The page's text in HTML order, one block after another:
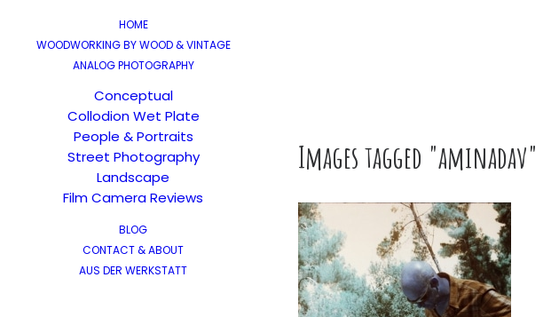
HOME
WOODWORKING BY WOOD & VINTAGE
ANALOG PHOTOGRAPHY
Conceptual
Collodion Wet Plate
People & Portraits
Street Photography
Landscape
Film Camera Reviews
BLOG
CONTACT & ABOUT
AUS DER WERKSTATT
Images tagged "aminadav"